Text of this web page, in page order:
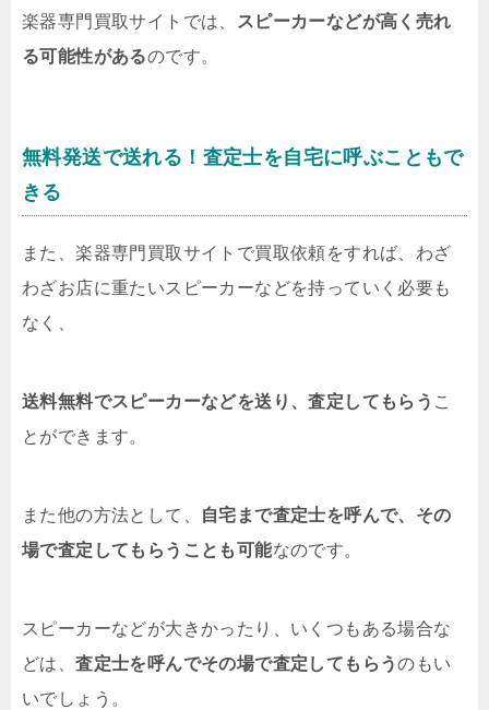
楽器専門買取サイトでは、
スピーカーなどが高く売れ
る可能性があるのです。
無料発送で送れる！査定士を自宅に呼ぶこともで
きる
また、楽器専門買取サイトで買取依頼をすれば、わざ
わざお店に重たいスピーカーなどを持っていく必要も
なく、
送料無料でスピーカーなどを送り、査定してもらう こ
とができます。
また他の方法として、
自宅まで査定士を呼んで、その
場で査定してもらうことも可能なのです。
スピーカーなどが大きかったり、いくつもある場合な
どは、査定士を呼んでその場で査定してもらうのもい
いでしょう。